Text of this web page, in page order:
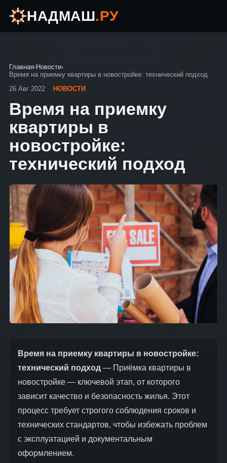
НАДМАШ.РУ
Главная›Новости›
Время на приемку квартиры в новостройке: технический подход
26 Авг 2022
НОВОСТИ
Время на приемку
квартиры в
новостройке:
технический подход
Время на приемку квартиры в новостройке:
технический подход — Приёмка квартиры в
новостройке — ключевой этап, от которого
зависит качество и безопасность жилья. Этот
процесс требует строгого соблюдения сроков и
технических стандартов, чтобы избежать проблем
с эксплуатацией и документальным
оформлением.